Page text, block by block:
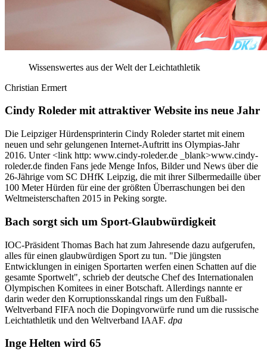
Wissenswertes aus der Welt der Leichtathletik
Christian Ermert
Cindy Roleder mit attraktiver Website ins neue Jahr
Die Leipziger Hürdensprinterin Cindy Roleder startet mit einem
neuen und sehr gelungenen Internet-Auftritt ins Olympias-Jahr
2016. Unter <link http: www.cindy-roleder.de _blank>www.cindy-
roleder.de finden Fans jede Menge Infos, Bilder und News über die
26-Jährige vom SC DHfK Leipzig, die mit ihrer Silbermedaille über
100 Meter Hürden für eine der größten Überraschungen bei den
Weltmeisterschaften 2015 in Peking sorgte.
Bach sorgt sich um Sport-Glaubwürdigkeit
IOC-Präsident Thomas Bach hat zum Jahresende dazu aufgerufen,
alles für einen glaubwürdigen Sport zu tun. "Die jüngsten
Entwicklungen in einigen Sportarten werfen einen Schatten auf die
gesamte Sportwelt", schrieb der deutsche Chef des Internationalen
Olympischen Komitees in einer Botschaft. Allerdings nannte er
darin weder den Korruptionsskandal rings um den Fußball-
Weltverband FIFA noch die Dopingvorwürfe rund um die russische
Leichtathletik und den Weltverband IAAF. dpa
Inge Helten wird 65